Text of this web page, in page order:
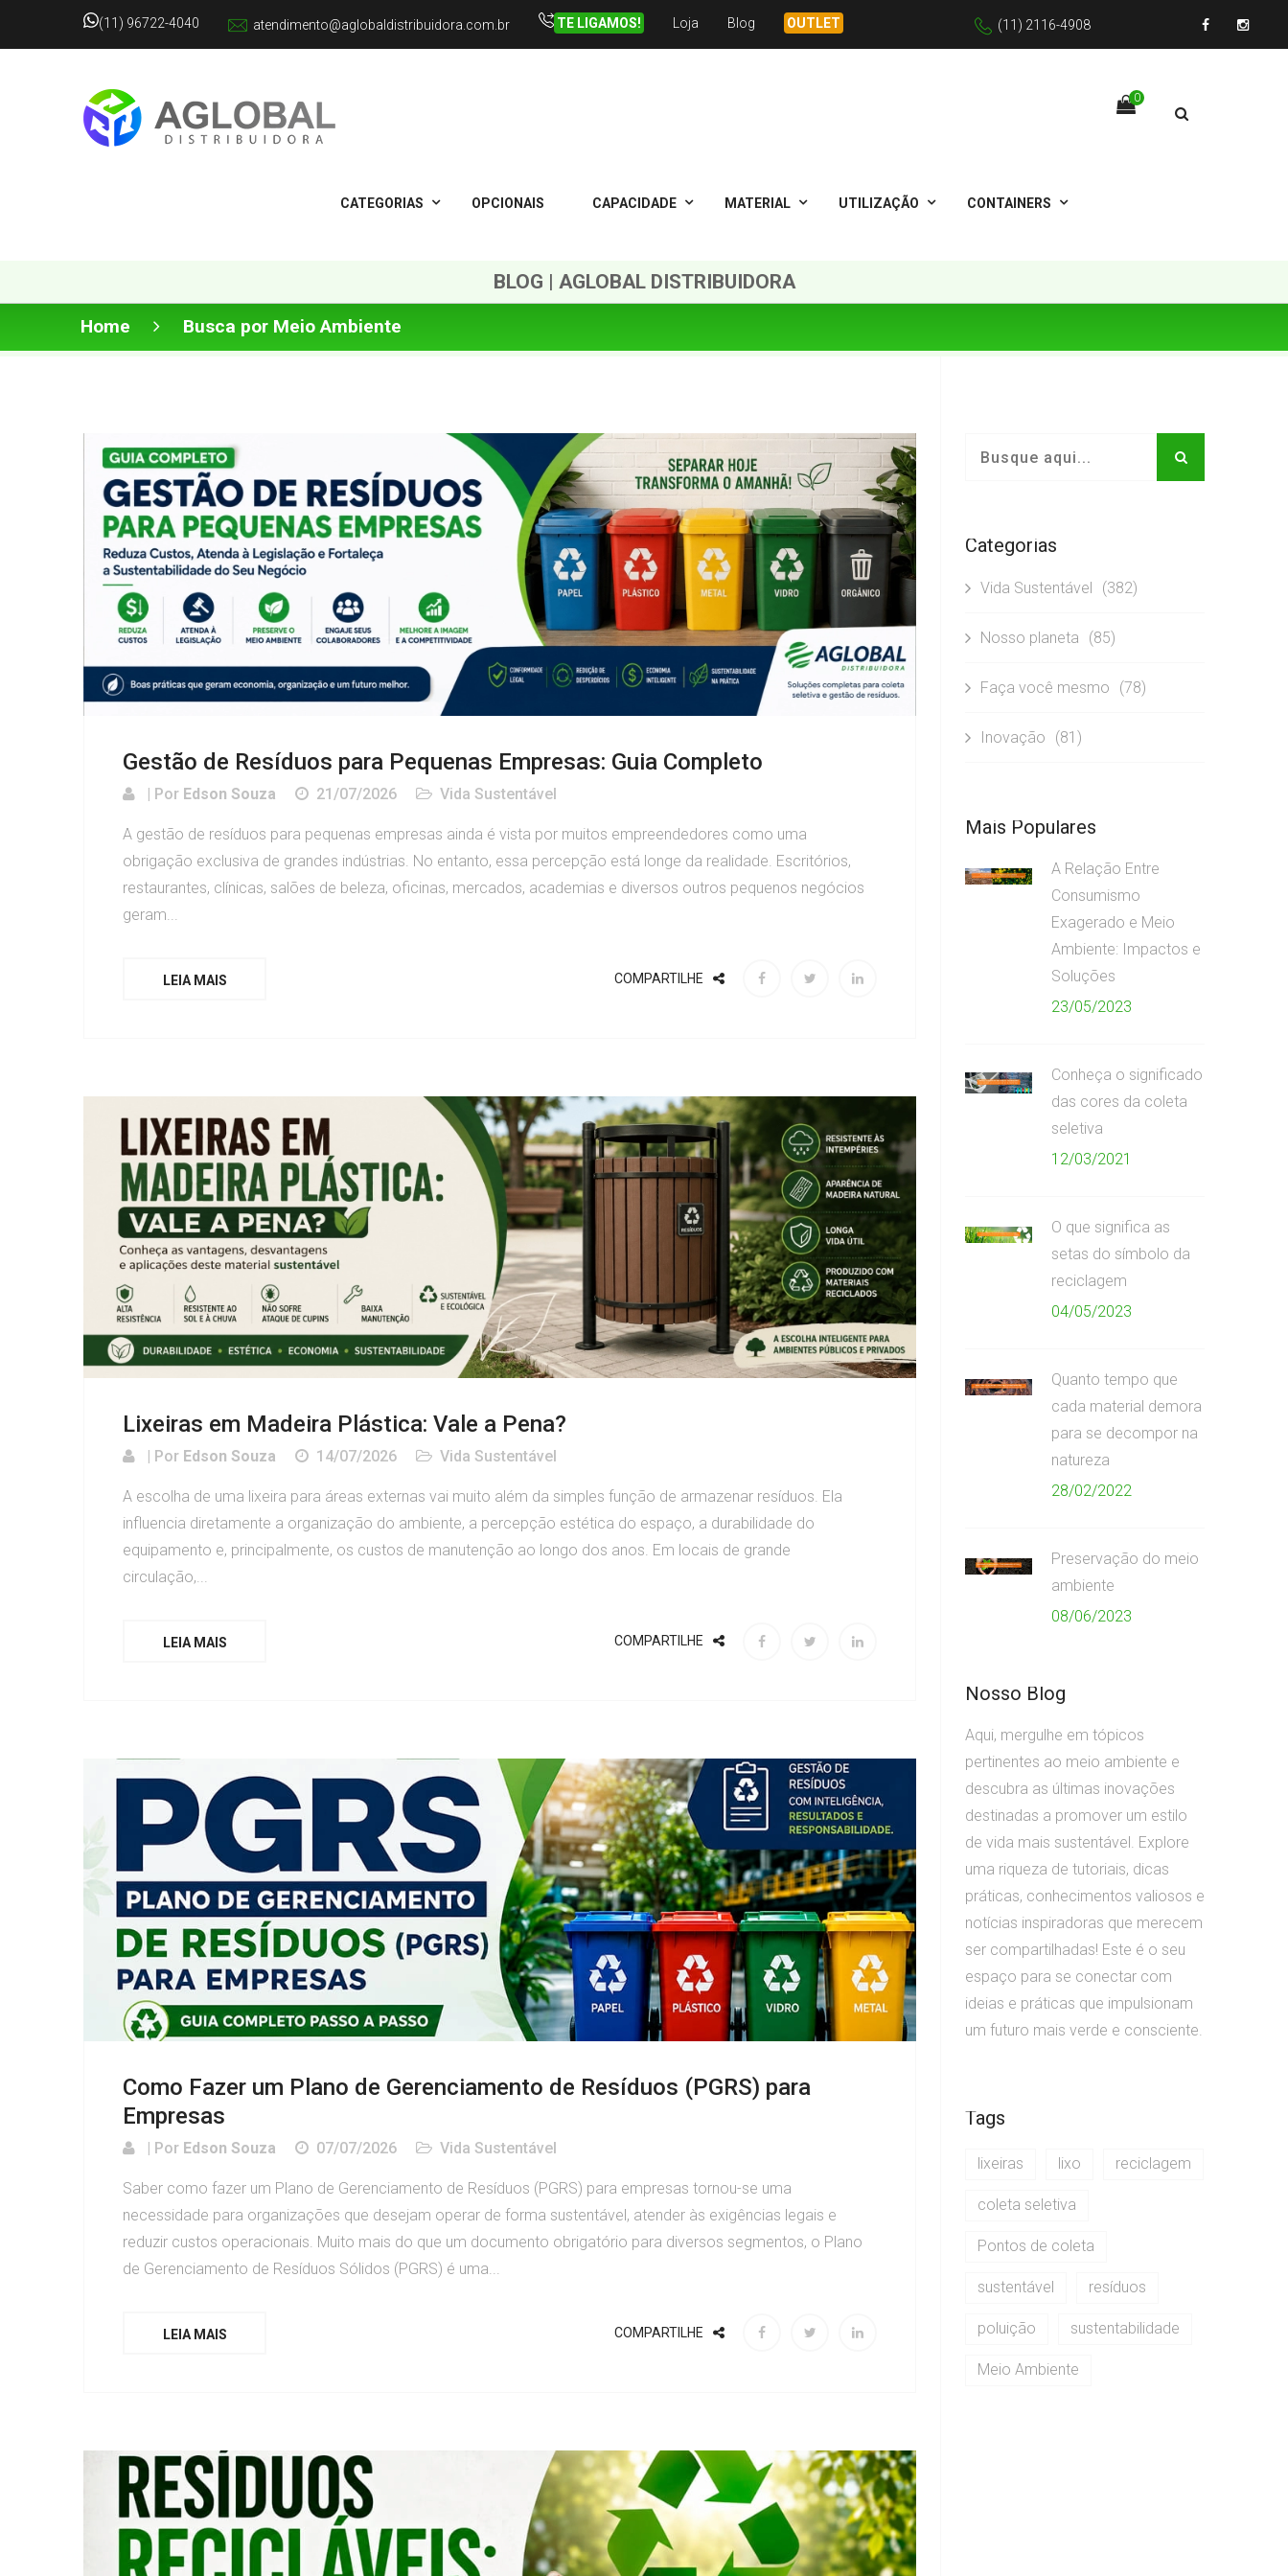
(11) 96722-4040 atendimento@aglobaldistribuidora.com.br TE LIGAMOS! Loja Blog OUTLET (11) 2116-4908
Facebook
0
CATEGORIAS OPCIONAIS CAPACIDADE MATERIAL UTILIZAÇÃO CONTAINERS
BLOG | AGLOBAL DISTRIBUIDORA
Home Busca por Meio Ambiente
Gestão de Resíduos para Pequenas Empresas: Guia Completo
| Por Edson Souza 21/07/2026 Vida Sustentável
A gestão de resíduos para pequenas empresas ainda é vista por muitos empreendedores como uma
obrigação exclusiva de grandes indústrias. No entanto, essa percepção está longe da realidade. Escritórios,
restaurantes, clínicas, salões de beleza, oficinas, mercados, academias e diversos outros pequenos negócios
geram...
LEIA MAIS COMPARTILHE
Lixeiras em Madeira Plástica: Vale a Pena?
| Por Edson Souza 14/07/2026 Vida Sustentável
A escolha de uma lixeira para áreas externas vai muito além da simples função de armazenar resíduos. Ela
influencia diretamente a organização do ambiente, a percepção estética do espaço, a durabilidade do
equipamento e, principalmente, os custos de manutenção ao longo dos anos. Em locais de grande
circulação,...
LEIA MAIS COMPARTILHE
Como Fazer um Plano de Gerenciamento de Resíduos (PGRS) para
Empresas
| Por Edson Souza 07/07/2026 Vida Sustentável
Saber como fazer um Plano de Gerenciamento de Resíduos (PGRS) para empresas tornou-se uma
necessidade para organizações que desejam operar de forma sustentável, atender às exigências legais e
reduzir custos operacionais. Muito mais do que um documento obrigatório para diversos segmentos, o Plano
de Gerenciamento de Resíduos Sólidos (PGRS) é uma...
LEIA MAIS COMPARTILHE
Categorias
Vida Sustentável (382)
Nosso planeta (85)
Faça você mesmo (78)
Inovação (81)
Mais Populares
A Relação Entre
Consumismo
Exagerado e Meio
Ambiente: Impactos e
Soluções
23/05/2023
Conheça o significado
das cores da coleta
seletiva
12/03/2021
O que significa as
setas do símbolo da
reciclagem
04/05/2023
Quanto tempo que
cada material demora
para se decompor na
natureza
28/02/2022
Preservação do meio
ambiente
08/06/2023
Nosso Blog
Aqui, mergulhe em tópicos
pertinentes ao meio ambiente e
descubra as últimas inovações
destinadas a promover um estilo
de vida mais sustentável. Explore
uma riqueza de tutoriais, dicas
práticas, conhecimentos valiosos e
notícias inspiradoras que merecem
ser compartilhadas! Este é o seu
espaço para se conectar com
ideias e práticas que impulsionam
um futuro mais verde e consciente.
Tags
lixeiras lixo reciclagem
coleta seletiva
Pontos de coleta
sustentável resíduos
poluição sustentabilidade
Meio Ambiente